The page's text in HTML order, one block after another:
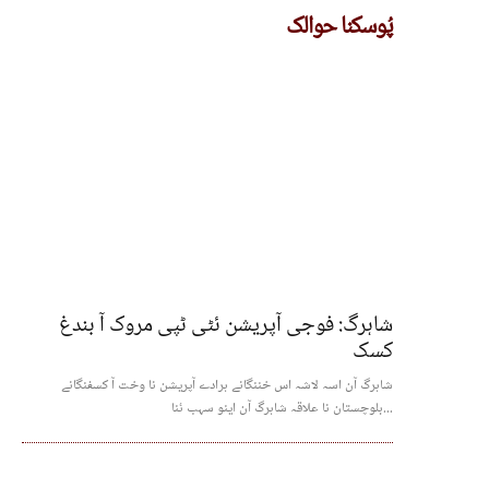
پُوسکنا حوالک
شاہرگ: فوجی آپریشن ئٹی ٹپی مروک آ بندغ
کسک
شاہرگ آن اسہ لاشہ اس خننگانے ہرادے آپریشن نا وخت آ کسفنگانے
بلوچستان نا علاقہ شاہرگ آن اینو سہب ئنا...